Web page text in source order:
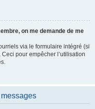
on me demande de me
via le formulaire intégré (si
pour empêcher l’utilisation